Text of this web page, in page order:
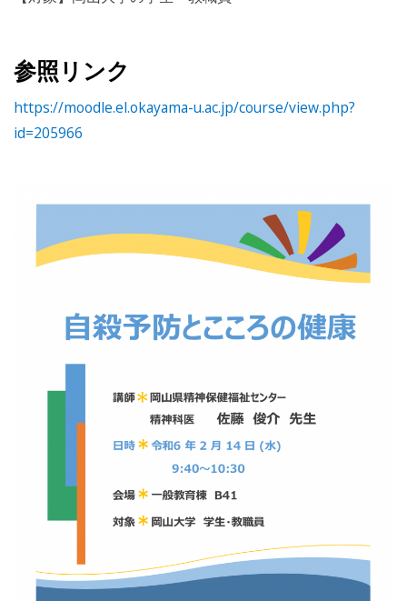
参照リンク
https://moodle.el.okayama-u.ac.jp/course/view.php?
id=205966